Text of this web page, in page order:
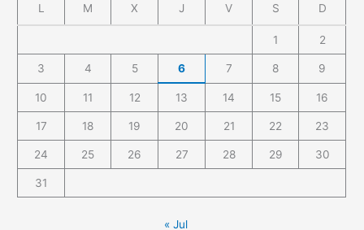
L M X J V S D
1 2
3 4 5 6 7 8 9
10 11 12 13 14 15 16
17 18 19 20 21 22 23
24 25 26 27 28 29 30
31
« Jul